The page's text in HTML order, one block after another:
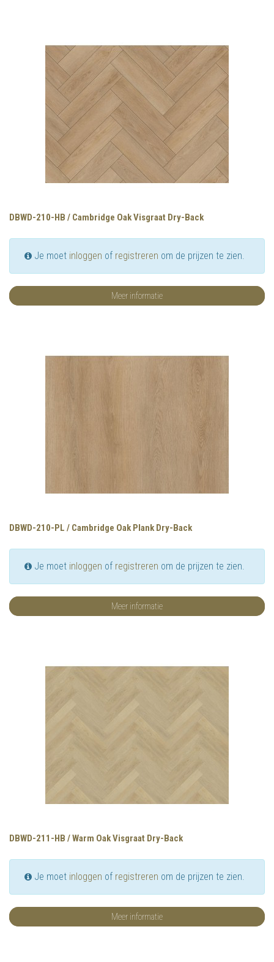
DBWD-210-HB / Cambridge Oak Visgraat Dry-Back
Je moet inloggen of registreren om de prijzen te zien.
Meer informatie
DBWD-210-PL / Cambridge Oak Plank Dry-Back
Je moet inloggen of registreren om de prijzen te zien.
Meer informatie
DBWD-211-HB / Warm Oak Visgraat Dry-Back
Je moet inloggen of registreren om de prijzen te zien.
Meer informatie